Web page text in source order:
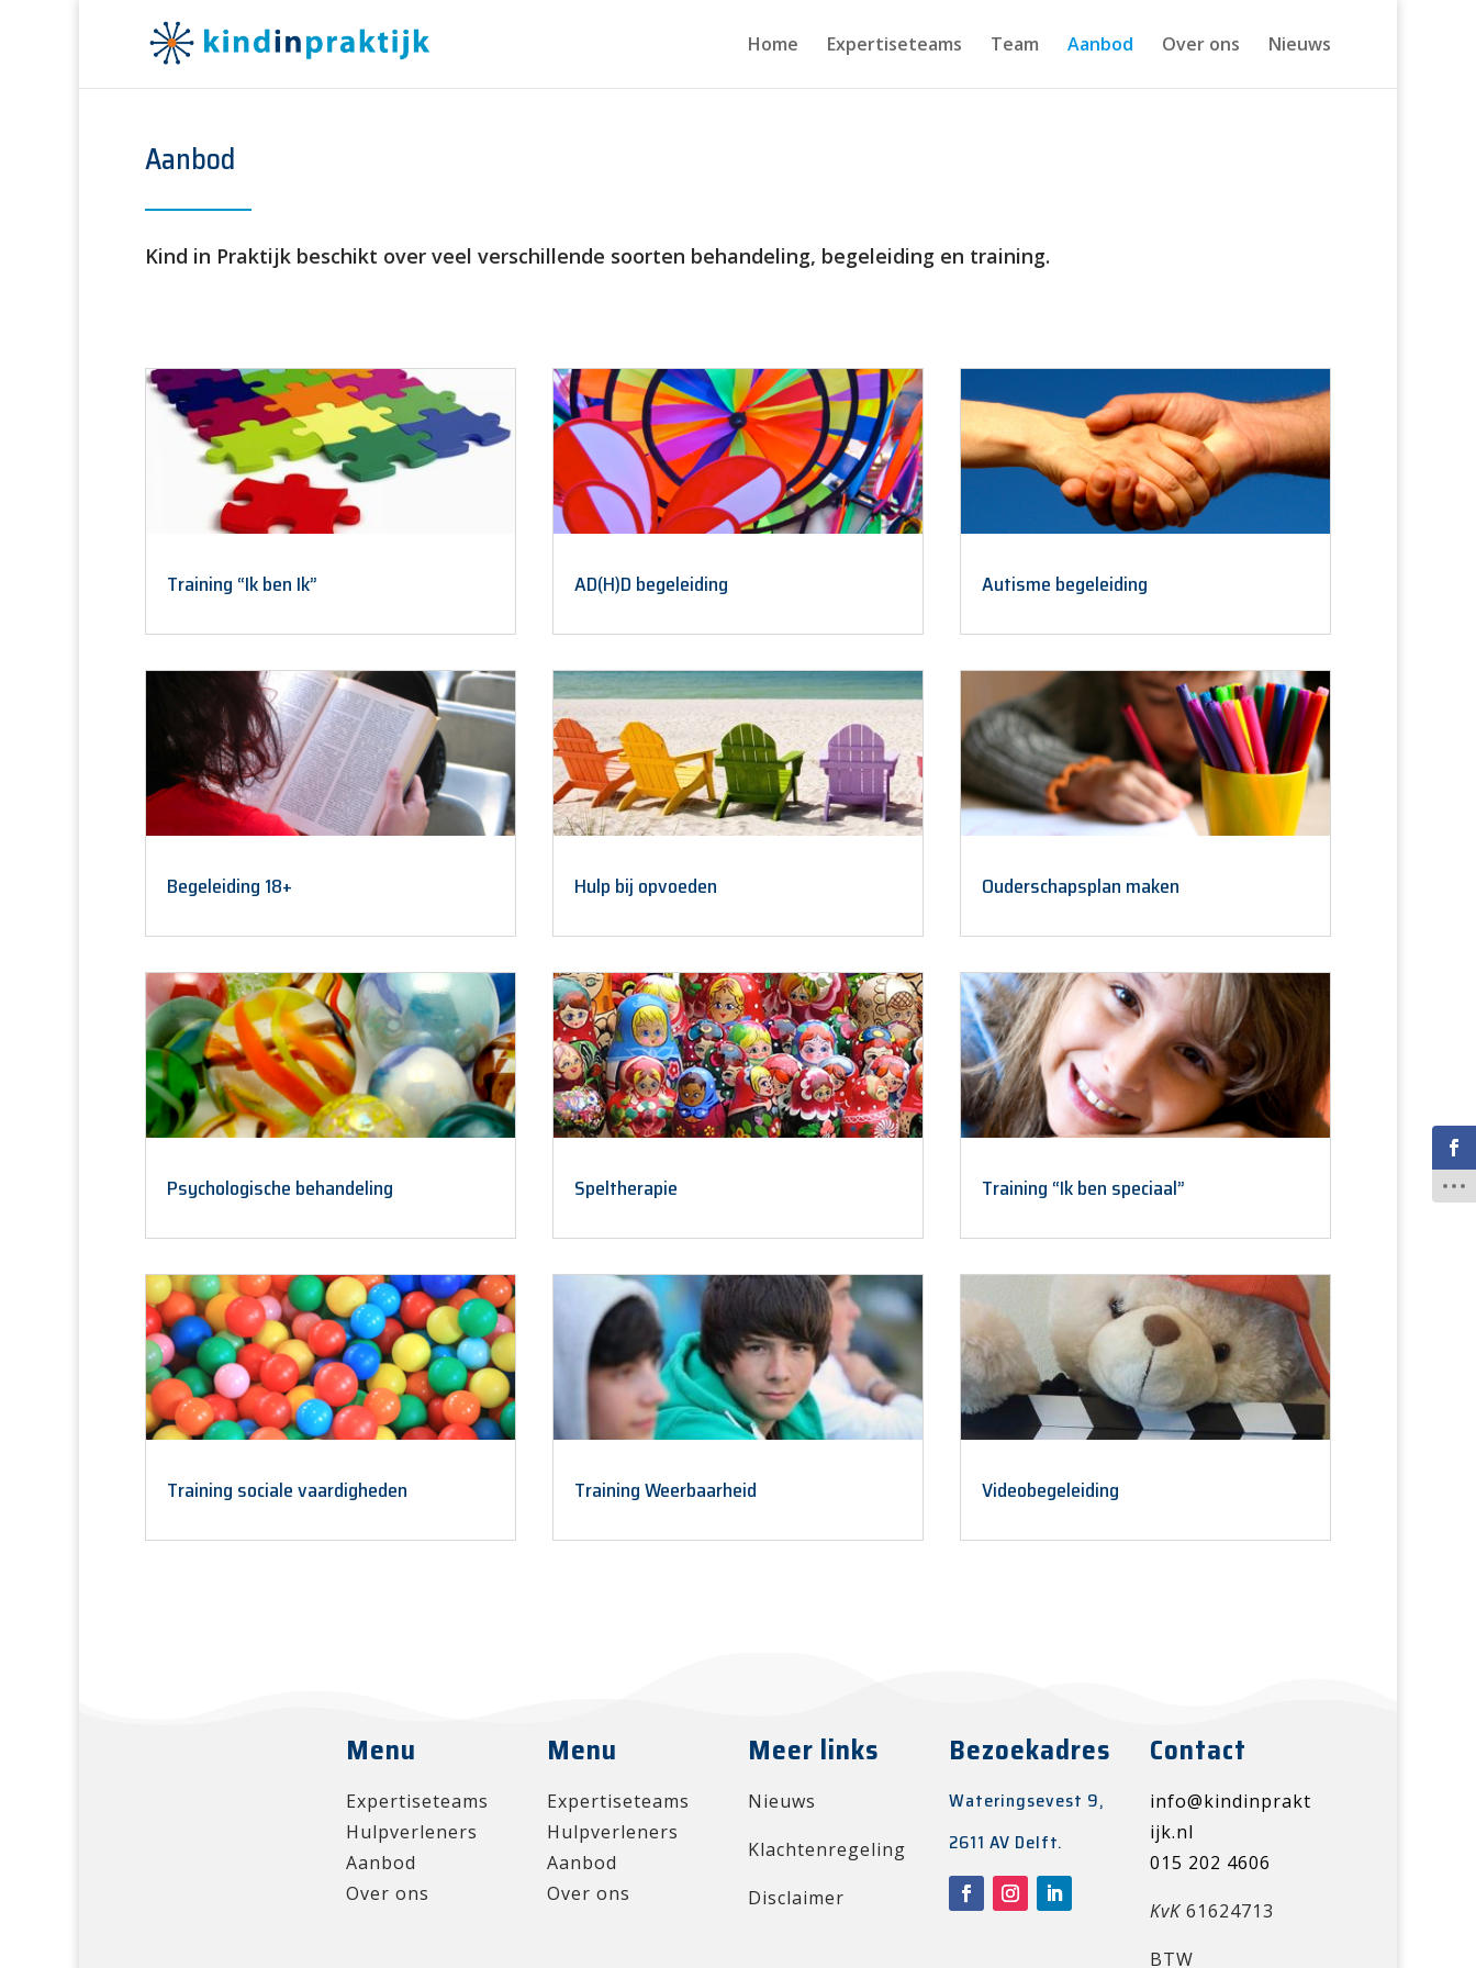
Home Expertiseteams Team Aanbod Over ons Nieuws
Aanbod
Kind in Praktijk beschikt over veel verschillende soorten behandeling, begeleiding en training.
Training “Ik ben Ik”
Begeleiding 18+
Psychologische behandeling
Training sociale vaardigheden
AD(H)D begeleiding
Hulp bij opvoeden
Speltherapie
Training Weerbaarheid
Autisme begeleiding
Ouderschapsplan maken
Training “Ik ben speciaal”
Videobegeleiding
Menu
Expertiseteams
Hulpverleners
Aanbod
Over ons
Menu
Expertiseteams
Hulpverleners
Aanbod
Over ons
Meer links
Nieuws
Klachtenregeling
Disclaimer
Bezoekadres
Wateringsevest 9,
2611 AV Delft.
Contact
info@kindinprakt
ijk.nl
015 202 4606
KvK61624713
BTW